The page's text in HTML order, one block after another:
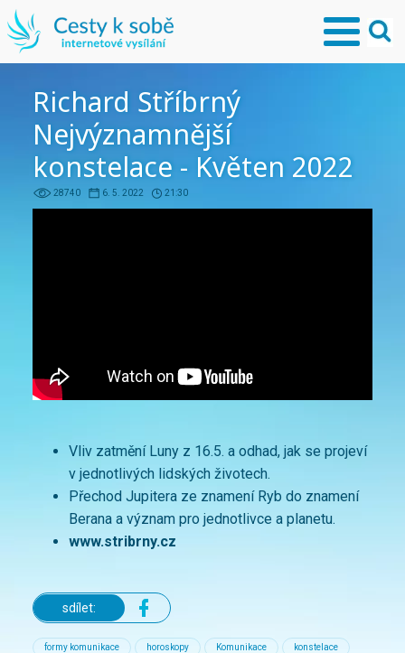
Richard Stříbrný
Nejvýznamnější
konstelace - Květen 2022
28740 6. 5. 2022 21:30
Vliv zatmění Luny z 16.5. a odhad, jak se projeví
v jednotlivých lidských životech.
Přechod Jupitera ze znamení Ryb do znamení
Berana a význam pro jednotlivce a planetu.
www.stribrny.cz
sdílet:
formy komunikace horoskopy Komunikace konstelace